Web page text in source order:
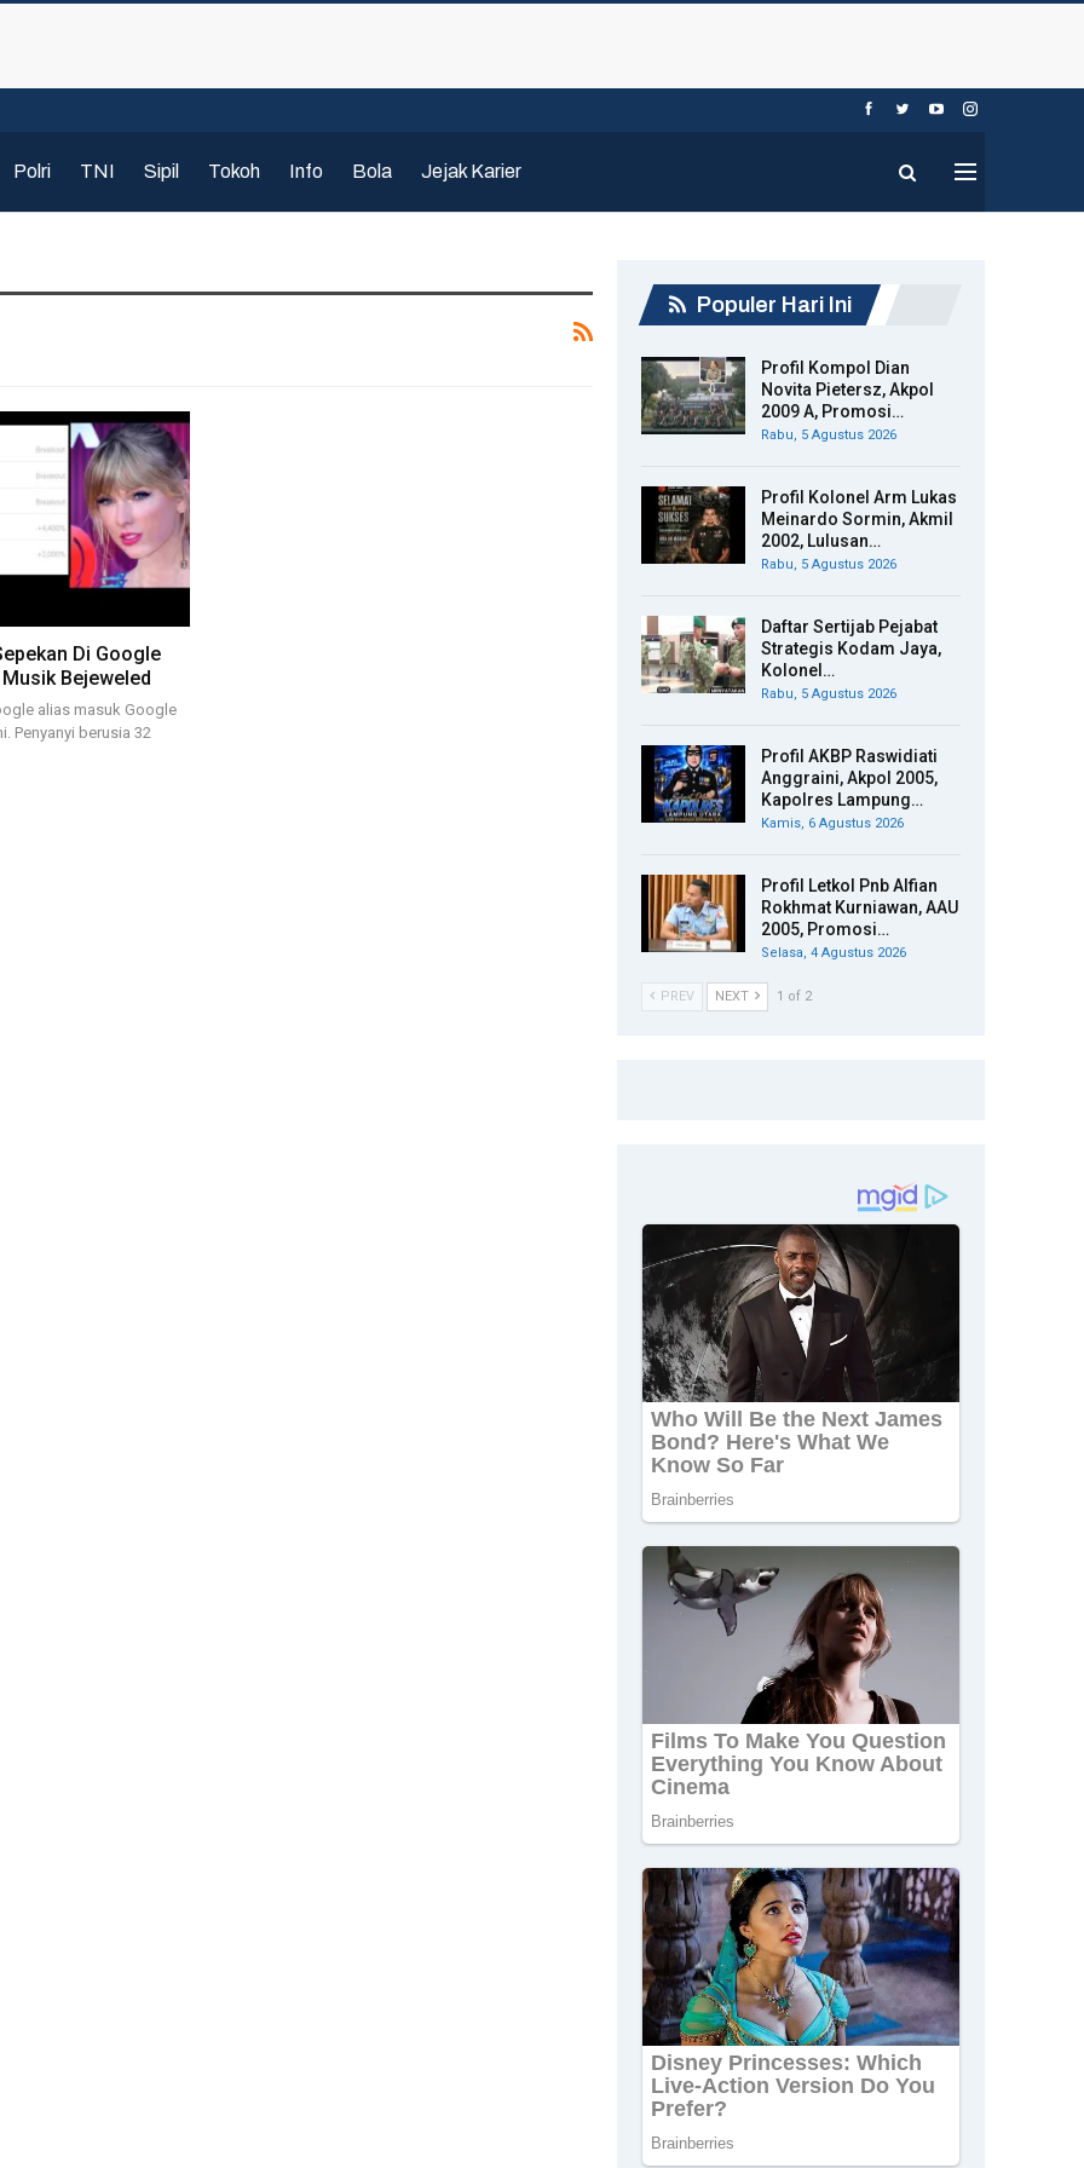
Polri TNI Sipil Tokoh Info Bola Jejak Karier
Di Google
Bejeweled
alias masuk Google
Penyanyi berusia 32
Populer Hari Ini
Profil Kompol Dian
Novita Pietersz, Akpol
2009 A, Promosi…
Rabu, 5 Agustus 2026
Profil Kolonel Arm Lukas
Meinardo Sormin, Akmil
2002, Lulusan…
Rabu, 5 Agustus 2026
Daftar Sertijab Pejabat
Strategis Kodam Jaya,
Kolonel…
Rabu, 5 Agustus 2026
Profil AKBP Raswidiati
Anggraini, Akpol 2005,
Kapolres Lampung…
Kamis, 6 Agustus 2026
Profil Letkol Pnb Alfian
Rokhmat Kurniawan, AAU
2005, Promosi…
Selasa, 4 Agustus 2026
PREV NEXT 1 of 2